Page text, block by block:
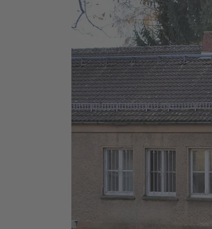
Weitere Themen